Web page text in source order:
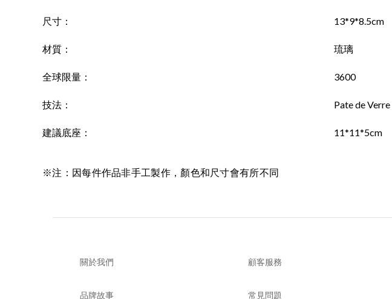
尺寸 ： 13*9*8.5cm
材質 ： 琉璃
全球限量： 3600
技法 ： Pate de
建議底座 ： 11*11*5cm
※注：因每件作品非手工製作，顏色和尺寸會有所不同
關於我們
品牌故事
顧客服務
常見問題